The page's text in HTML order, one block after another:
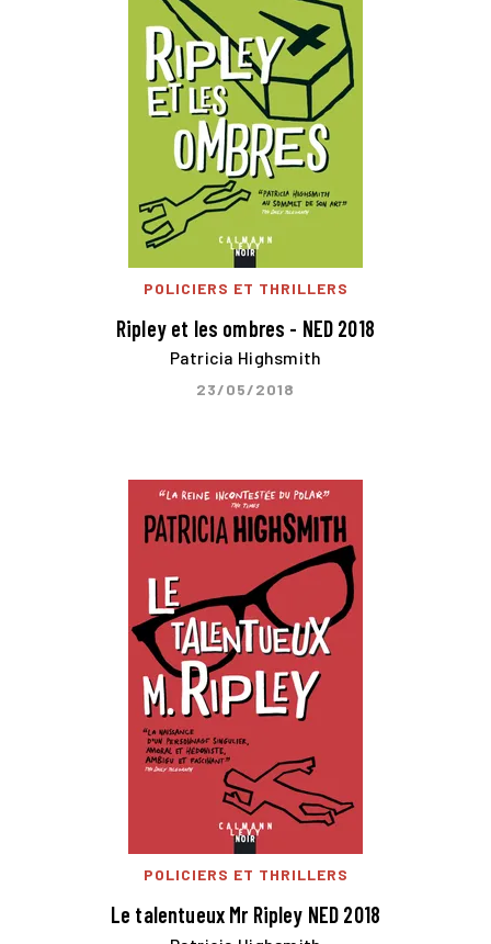
POLICIERS ET THRILLERS
Ripley et les ombres - NED 2018
Patricia Highsmith
23/05/2018
POLICIERS ET THRILLERS
Le talentueux Mr Ripley NED 2018